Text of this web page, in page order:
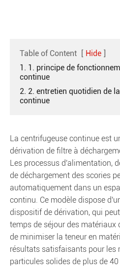
Table of Content [ Hide ]
1. 1. principe de
continue
2. 2. entretien quotidien de
continue
La centrifugeuse continue est
dérivation de filtre à
Les processus d'alimentation,
de déchargement des scories
automatiquement dans un
continu. Ce modèle dispose
dispositif de dérivation, qui
temps de séjour des matériaux
de minimiser la teneur en
résultats satisfaisants pour les
particules solides de plus de 40